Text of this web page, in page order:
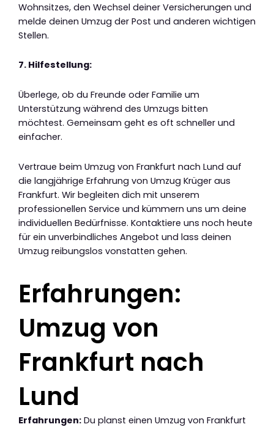
Wohnsitzes, den Wechsel deiner Versicherungen und
melde deinen Umzug der Post und anderen wichtigen
Stellen.
7. Hilfestellung:
Überlege, ob du Freunde oder Familie um
Unterstützung während des Umzugs bitten
möchtest. Gemeinsam geht es oft schneller und
einfacher.
Vertraue beim Umzug von Frankfurt nach Lund auf
die langjährige Erfahrung von Umzug Krüger aus
Frankfurt. Wir begleiten dich mit unserem
professionellen Service und kümmern uns um deine
individuellen Bedürfnisse. Kontaktiere uns noch heute
für ein unverbindliches Angebot und lass deinen
Umzug reibungslos vonstatten gehen.
Erfahrungen:
Umzug von
Frankfurt nach
Lund
Erfahrungen: Du planst einen Umzug von Frankfurt